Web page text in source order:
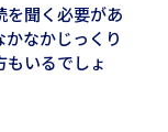
を聞く必要があ
なかじっくり
もいるでしょ